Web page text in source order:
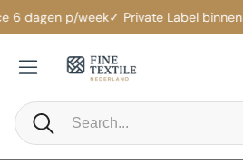
dagen p/week✓ Private Label binnen
Zoeken